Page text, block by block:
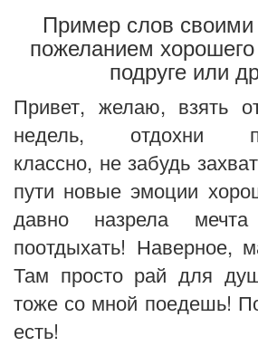
Пример слов
пожеланием
подруге или
Привет, желаю, взять
недель, отдохни по-
классно, не забудь
пути новые эмоции
давно назрела
поотдыхать! Наверное,
Там просто рай для
тоже со мной поедешь!
есть!